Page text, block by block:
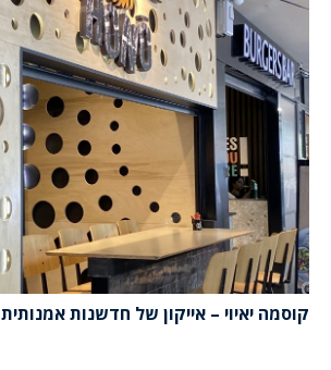
קוסמה יאיוי – אייקון של חדשנות אמנותית